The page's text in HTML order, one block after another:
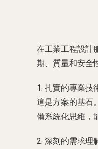
在工業工程設計
期、質量和安全
1. 扎實的專業技
這是方案的基石
備系統化思維，
2. 深刻的需求理